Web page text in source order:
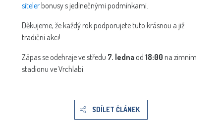
siteler bonusy s jedinečnými podmínkami.
Děkujeme, že každý rok podporujete tuto krásnou a již
tradiční akci!
Zápas se odehraje ve středu 7. ledna od 18:00 na zimním
stadionu ve Vrchlabí.
SDÍLET ČLÁNEK